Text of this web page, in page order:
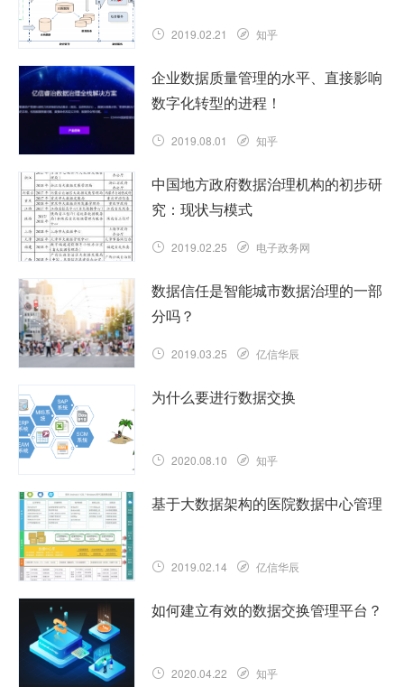
2019.02.21 知乎
企业数据质量管理的水平、直接影响
数字化转型的进程！
2019.08.01 知乎
中国地方政府数据治理机构的初步研
究：现状与模式
2019.02.25 电子政务网
数据信任是智能城市数据治理的一部
分吗？
2019.03.25 亿信华辰
为什么要进行数据交换
2020.08.10 知乎
基于大数据架构的医院数据中心管理
2019.02.14 亿信华辰
如何建立有效的数据交换管理平台？
2020.04.22 知乎